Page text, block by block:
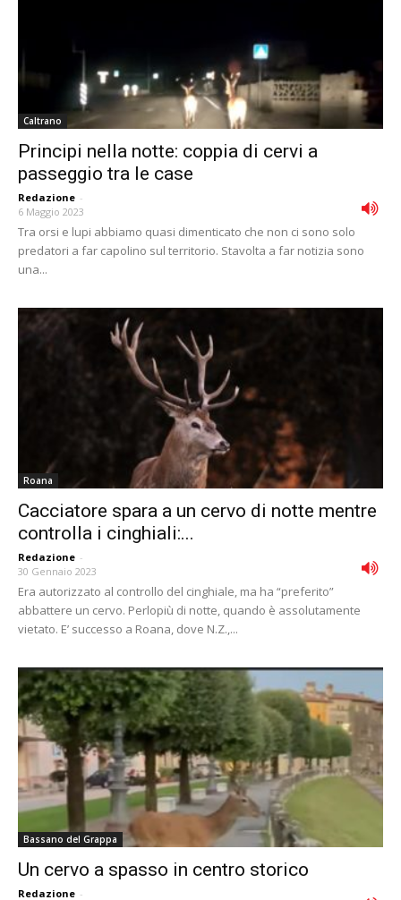
Caltrano
Principi nella notte: coppia di cervi a
passeggio tra le case
Redazione -
6 Maggio 2023
Tra orsi e lupi abbiamo quasi dimenticato che non ci sono solo
predatori a far capolino sul territorio. Stavolta a far notizia sono
una...
Roana
Cacciatore spara a un cervo di notte mentre
controlla i cinghiali:...
Redazione -
30 Gennaio 2023
Era autorizzato al controllo del cinghiale, ma ha “preferito”
abbattere un cervo. Perlopiù di notte, quando è assolutamente
vietato. E’ successo a Roana, dove N.Z.,...
Bassano del Grappa
Un cervo a spasso in centro storico
Redazione -